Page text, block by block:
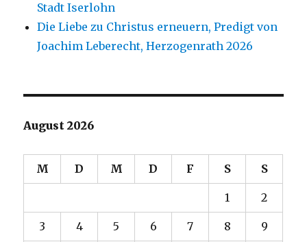
Stadt Iserlohn
Die Liebe zu Christus erneuern, Predigt von
Joachim Leberecht, Herzogenrath 2026
August 2026
M D M D F S S
1 2
3 4 5 6 7 8 9